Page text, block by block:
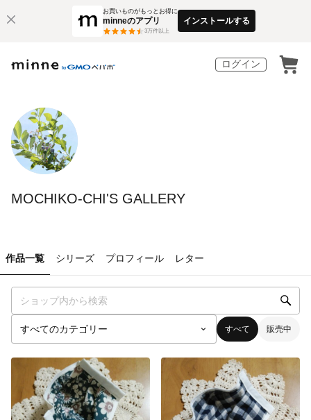
お買いものがもっとお得に
minneのアプリ
3万件以上
インストールする
ログイン
MOCHIKO-CHI'S GALLERY
作品一覧 シリーズ プロフィール レター
すべて 販売中